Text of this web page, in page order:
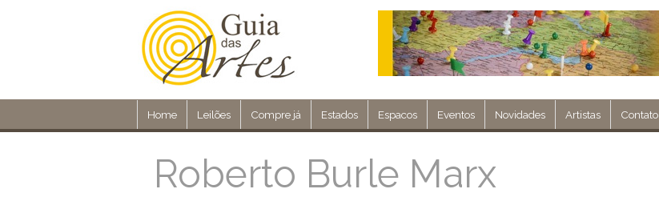
Home Leilões Compre já Estados Espacos Eventos Novidades Artistas Contato
Roberto Burle Marx